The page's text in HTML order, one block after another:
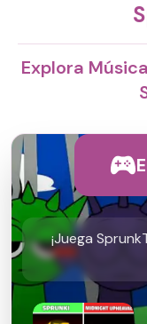
Explora
¡Juega